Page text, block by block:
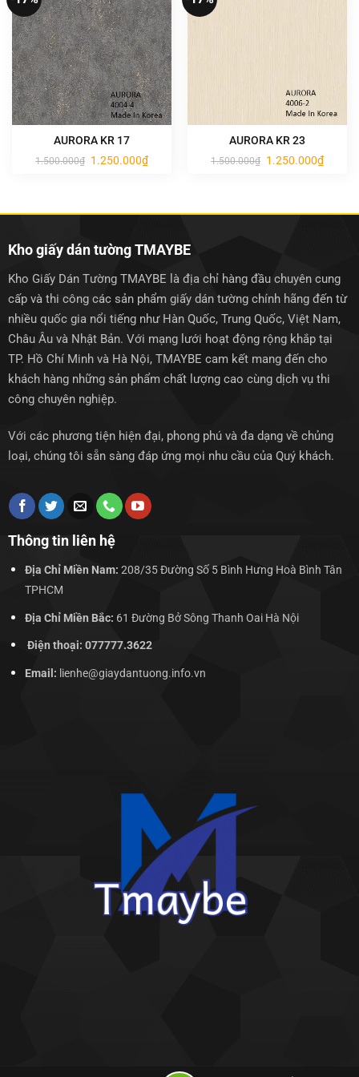
AURORA KR 17
1.500.000₫ Giá
gốc
1.250.000₫Giá
hiện
AURORA KR 23
1.500.000₫ Giá
gốc
1.250.000₫Giá
hiện
Kho giấy dán tường TMAYBE
Kho Giấy Dán Tường TMAYBE là địa chỉ hàng đầu chuyên cung
cấp và thi công các sản phẩm giấy dán tường chính hãng đến từ
nhiều quốc gia nổi tiếng như Hàn Quốc, Trung Quốc, Việt Nam,
Châu Âu và Nhật Bản. Với mạng lưới hoạt động rộng khắp tại
TP. Hồ Chí Minh và Hà Nội, TMAYBE cam kết mang đến cho
khách hàng những sản phẩm chất lượng cao cùng dịch vụ thi
công chuyên nghiệp.
Với các phương tiện hiện đại, phong phú và đa dạng về chủng
loại, chúng tôi sẵn sàng đáp ứng mọi nhu cầu của Quý khách.
Thông tin liên hệ
Địa Chỉ Miền Nam: 208/35 Đường Số 5 Bình Hưng Hoà Bình Tân
TPHCM
Địa Chỉ Miền Bắc: 61 Đường Bở Sông Thanh Oai Hà Nội
Điện thoại: 077777.3622
Email: lienhe@giaydantuong.info.vn